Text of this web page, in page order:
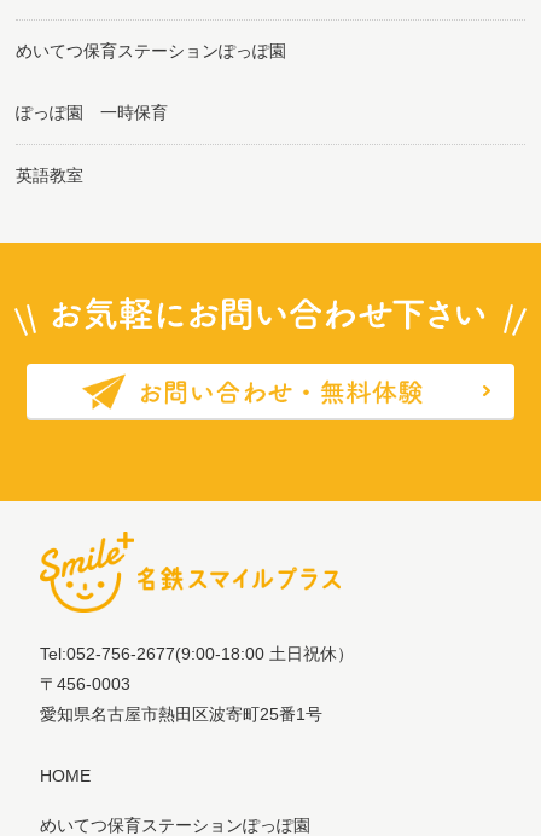
めいてつ保育ステーションぽっぽ園
ぽっぽ園 一時保育
英語教室
Tel:052-756-2677(9:00-18:00 土日祝休）
〒456-0003
愛知県名古屋市熱田区波寄町25番1号
HOME
めいてつ保育ステーションぽっぽ園